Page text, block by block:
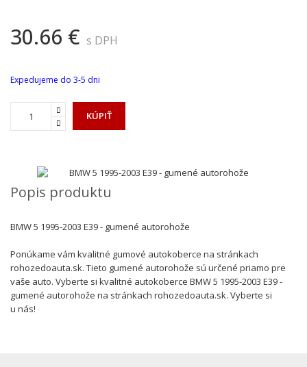
30.66 € s DPH
Expedujeme do 3-5 dni
KÚPIŤ
Popis produktu
BMW 5 1995-2003 E39 - gumené autorohože
Ponúkame vám kvalitné gumové autokoberce na stránkach
rohozedoauta.sk. Tieto gumené autorohože sú určené priamo pre
vaše auto. Vyberte si kvalitné autokoberce BMW 5 1995-2003 E39 -
gumené autorohože na stránkach rohozedoauta.sk. Vyberte si
u nás!